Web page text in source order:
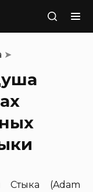
Поиск
➤
Стыка (Adam